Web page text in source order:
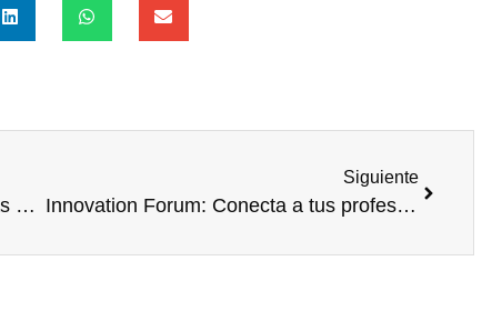
Descubre los premios y convocatorias más destacados de Voluntariado Corporativo
Siguiente
Innovation Forum: Conecta a tus profesionales con el futuro del sector salud